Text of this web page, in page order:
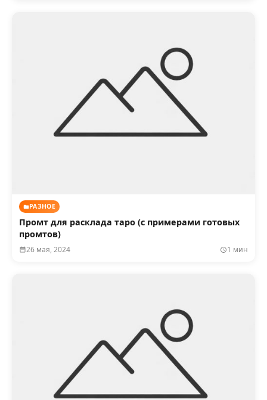
РАЗНОЕ
Промт для расклада таро (с примерами готовых
промтов)
26 мая, 2024 1 мин